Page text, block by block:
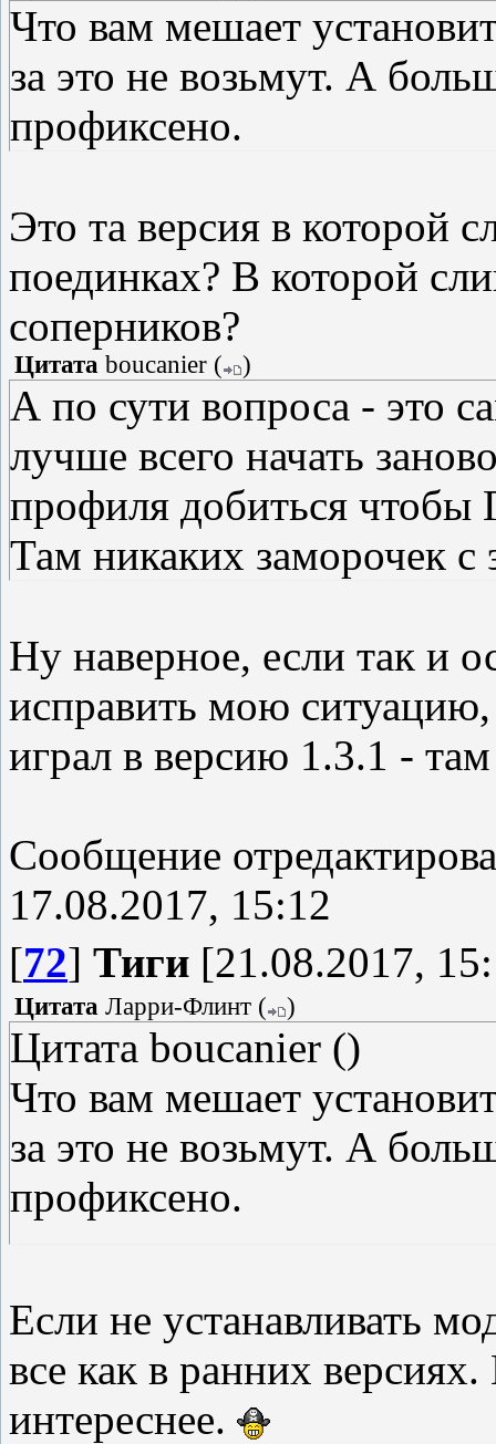
Что вам мешает
за это не возьмут. А
профиксено.
Это та версия в которой
поединках? В которой
соперников?
Цитата boucanier ( )
А по сути вопроса - это
лучше всего начать
профиля добиться чтобы
Там никаких заморочек с
Ну наверное, если так и
исправить мою ситуацию,
играл в версию 1.3.1 -
Сообщение
17.08.2017, 15:12
[72] Тиги [21.08.2017,
Цитата Ларри-Флинт ( )
Цитата boucanier ()
Что вам мешает
за это не возьмут. А
профиксено.
Это та версия в которой
поединках? В которой
соперников?
Если не устанавливать
все как в ранних
интереснее.